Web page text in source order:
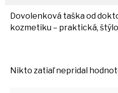
Dovolenková taška od
kozmetiku – praktická,
Nikto zatiaľ nepridal